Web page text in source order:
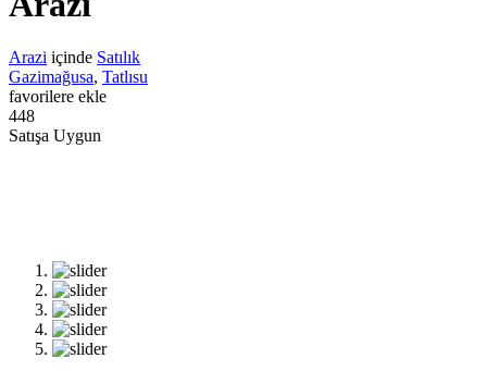
Arazi içinde Satılık
Gazimağusa, Tatlısu
favorilere ekle
448
Satışa Uygun